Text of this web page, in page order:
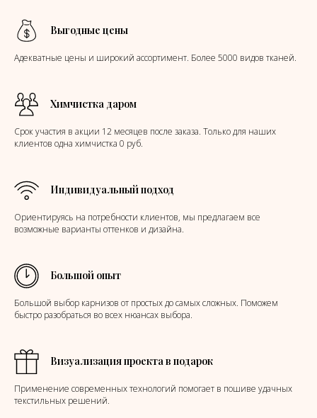
Выгодные цены
Адекватные цены и широкий ассортимент. Более 5000 видов тканей.
Химчистка даром
Срок участия в акции 12 месяцев после заказа. Только для наших
клиентов одна химчистка 0 руб.
Индивидуальный подход
Ориентируясь на потребности клиентов, мы предлагаем все
возможные варианты оттенков и дизайна.
Большой опыт
Большой выбор карнизов от простых до самых сложных. Поможем
быстро разобраться во всех нюансах выбора.
Визуализация проекта в подарок
Применение современных технологий помогает в пошиве удачных
текстильных решений.